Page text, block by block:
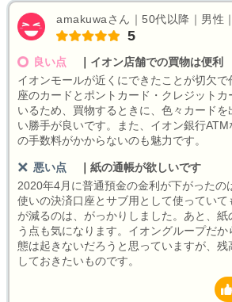
amakuwaさん｜50代以降｜男性
5
良い点
イオン店舗での買物は便利
イオンモールが近くにできたことが切欠で
座のカードとポントカード・クレジットカ
いるため、買物するときに、色々カードを
い勝手が良いです。また、イオン銀行
の手数料がかからないのも魅力です。
悪い点
紙の通帳が欲しいです
2020年4月に普通預金の金利が下がったの
使いの決済口座とサブ用として使っていて
が減るのは、がっかりしました。あと、紙
う点も気になります。イオングループだ
態は起きないだろうと思っていますが、
しておきたいものです。